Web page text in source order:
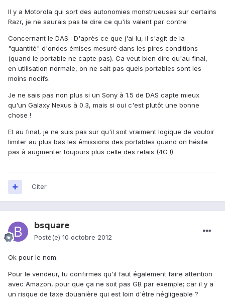
Il y a Motorola qui sort des autonomies monstrueuses sur certains
Razr, je ne saurais pas te dire ce qu'ils valent par contre
Concernant le DAS : D'après ce que j'ai lu, il s'agit de la
"quantité" d'ondes émises mesuré dans les pires conditions
(quand le portable ne capte pas). Ca veut bien dire qu'au final,
en utilisation normale, on ne sait pas quels portables sont les
moins nocifs.
Je ne sais pas non plus si un Sony à 1.5 de DAS capte mieux
qu'un Galaxy Nexus à 0.3, mais si oui c'est plutôt une bonne
chose !
Et au final, je ne suis pas sur qu'il soit vraiment logique de vouloir
limiter au plus bas les émissions des portables quand on hésite
pas à augmenter toujours plus celle des relais (4G !)
Citer
bsquare
Posté(e) 10 octobre 2012
Ok pour le nom.
Pour le vendeur, tu confirmes qu'il faut également faire attention
avec Amazon, pour que ça ne soit pas GB par exemple; car il y a
un risque de taxe douanière qui est loin d'être négligeable ?